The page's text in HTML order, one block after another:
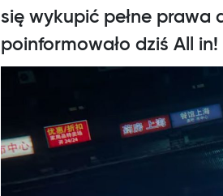
się wykupić pełne prawa
poinformowało dziś All